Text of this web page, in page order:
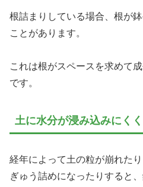
根詰まりしている場合、根が
ことがあります。
これは根がスペースを求めて
です。
土に水分が浸み込みにく
経年によって土の粒が崩れた
ぎゅう詰めになったりすると